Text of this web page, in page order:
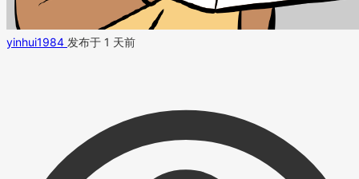
yinhui1984 发布于 1 天前